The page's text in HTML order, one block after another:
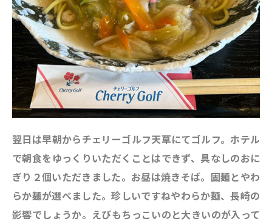
翌日は早朝からチェリーゴルフ天草にてゴルフ。ホテル
で朝食をゆっくりいただくことはできず、具なしのおに
ぎり２個いただきました。お昼は焼きそば。固麺とやわ
らか麺が選べました。珍しいですねやわらか麺、長崎の
影響でしょうか。えびもちっこいのと大きいのが入って